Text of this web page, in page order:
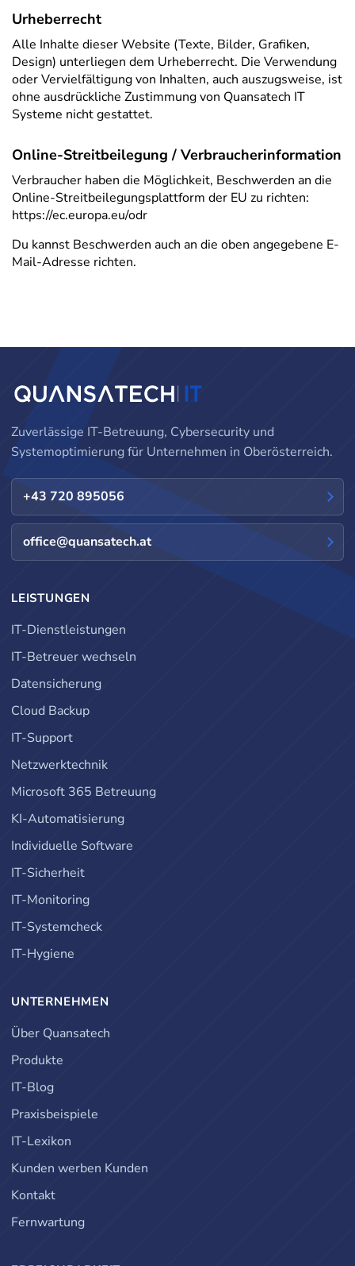
Urheberrecht
Alle Inhalte dieser Website (Texte, Bilder, Grafiken,
Design) unterliegen dem Urheberrecht. Die Verwendung
oder Vervielfältigung von Inhalten, auch auszugsweise, ist
ohne ausdrückliche Zustimmung von Quansatech IT
Systeme nicht gestattet.
Online-Streitbeilegung / Verbraucherinformation
Verbraucher haben die Möglichkeit, Beschwerden an die
Online-Streitbeilegungsplattform der EU zu richten:
https://ec.europa.eu/odr
Du kannst Beschwerden auch an die oben angegebene E-
Mail-Adresse richten.
Zuverlässige IT-Betreuung, Cybersecurity und
Systemoptimierung für Unternehmen in Oberösterreich.
+43 720 895056
office@quansatech.at
LEISTUNGEN
IT-Dienstleistungen
IT-Betreuer wechseln
Datensicherung
Cloud Backup
IT-Support
Netzwerktechnik
Microsoft 365 Betreuung
KI-Automatisierung
Individuelle Software
IT-Sicherheit
IT-Monitoring
IT-Systemcheck
IT-Hygiene
UNTERNEHMEN
Über Quansatech
Produkte
IT-Blog
Praxisbeispiele
IT-Lexikon
Kunden werben Kunden
Kontakt
Fernwartung